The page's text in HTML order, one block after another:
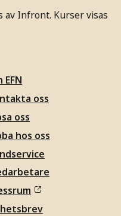
av Infront. Kurser visas
EFN
oss
oss
hos oss